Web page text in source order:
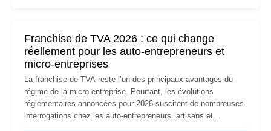
Franchise de TVA 2026 : ce qui change
réellement pour les auto-entrepreneurs et
micro-entreprises
La franchise de TVA reste l’un des principaux avantages du
régime de la micro-entreprise. Pourtant, les évolutions
réglementaires annoncées pour 2026 suscitent de nombreuses
interrogations chez les auto-entrepreneurs, artisans et